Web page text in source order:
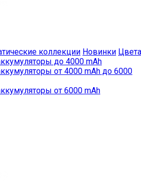
коллекции Новинки Цвета
до 4000 mAh
от 4000 mAh до 6000
от 6000 mAh